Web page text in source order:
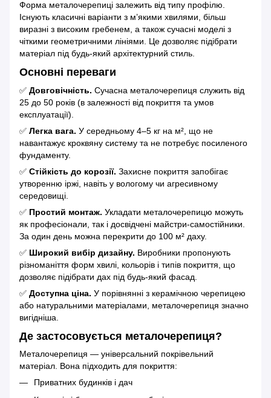
Форма металочерепиці залежить від типу профілю.
Існують класичні варіанти з м’якими хвилями, більш
виразні з високим гребенем, а також сучасні моделі з
чіткими геометричними лініями. Це дозволяє підібрати
матеріал під будь-який архітектурний стиль.
Основні переваги
✅ Довговічність. Сучасна металочерепиця служить від
25 до 50 років (в залежності від покриття та умов
експлуатації).
✅ Легка вага. У середньому 4–5 кг на м², що не
навантажує кроквяну систему та не потребує посиленого
фундаменту.
✅ Стійкість до корозії. Захисне покриття запобігає
утворенню іржі, навіть у вологому чи агресивному
середовищі.
✅ Простий монтаж. Укладати металочерепицю можуть
як професіонали, так і досвідчені майстри-самостійники.
За один день можна перекрити до 100 м² даху.
✅ Широкий вибір дизайну. Виробники пропонують
різноманіття форм хвилі, кольорів і типів покриття, що
дозволяє підібрати дах під будь-який фасад.
✅ Доступна ціна. У порівнянні з керамічною черепицею
або натуральними матеріалами, металочерепиця значно
вигідніша.
Де застосовується металочерепиця?
Металочерепиця — універсальний покрівельний
матеріал. Вона підходить для покриття:
Приватних будинків і дач